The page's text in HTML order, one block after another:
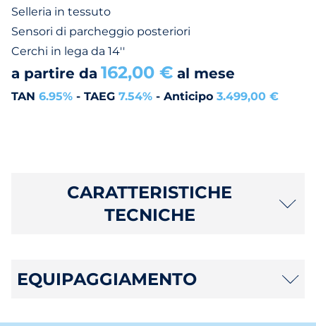
Selleria in tessuto
Sensori di parcheggio posteriori
Cerchi in lega da 14''
a partire da 162,00 € al mese
TAN 6.95% - TAEG 7.54% - Anticipo 3.499,00 €
CARATTERISTICHE
TECNICHE
EQUIPAGGIAMENTO